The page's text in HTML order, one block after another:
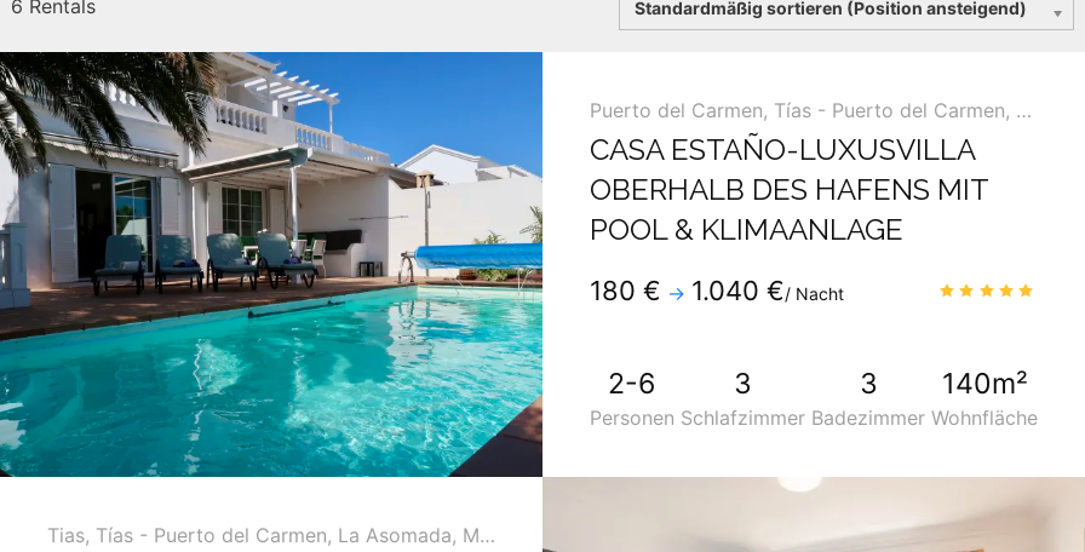
6 Rentals Standardmäßig sortieren (Position ansteigend)
CASA ESTAÑO-LUXUSVILLA
OBERHALB DES HAFENS MIT
POOL & KLIMAANLAGE
Puerto del Carmen, Tías - Puerto del Carmen, La Asomada, Macher ...
Telefon :
+34 928819600
+34 690275334
180 € → 1.040 €/ Nacht
2-6
Personen
3
Schlafzimmer
3
Badezimmer
140m²
Wohnfläche
Tias, Tías - Puerto del Carmen, La Asomada, Macher ...